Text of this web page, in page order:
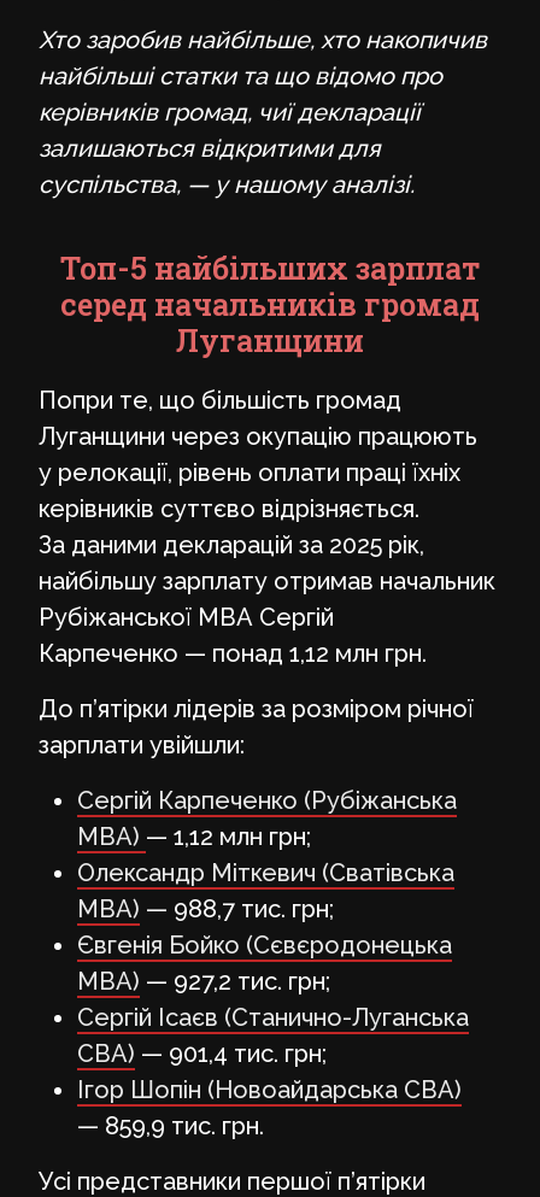
Хто заробив найбільше, хто накопичив
найбільші статки та що відомо про
керівників громад, чиї декларації
залишаються відкритими для
суспільства, — у нашому аналізі.
Топ-5 найбільших зарплат
серед начальників громад
Луганщини
Попри те, що більшість громад
Луганщини через окупацію працюють
у релокації, рівень оплати праці їхніх
керівників суттєво відрізняється.
За даними декларацій за 2025 рік,
найбільшу зарплату отримав начальник
Рубіжанської МВА Сергій
Карпеченко — понад 1,12 млн грн.
До п’ятірки лідерів за розміром річної
зарплати увійшли:
Сергій Карпеченко (Рубіжанська
МВА) — 1,12 млн грн;
Олександр Міткевич (Сватівська
МВА) — 988,7 тис. грн;
Євгенія Бойко (Сєвєродонецька
МВА) — 927,2 тис. грн;
Сергій Ісаєв (Станично-Луганська
СВА) — 901,4 тис. грн;
Ігор Шопін (Новоайдарська СВА)
— 859,9 тис. грн.
Усі представники першої п’ятірки